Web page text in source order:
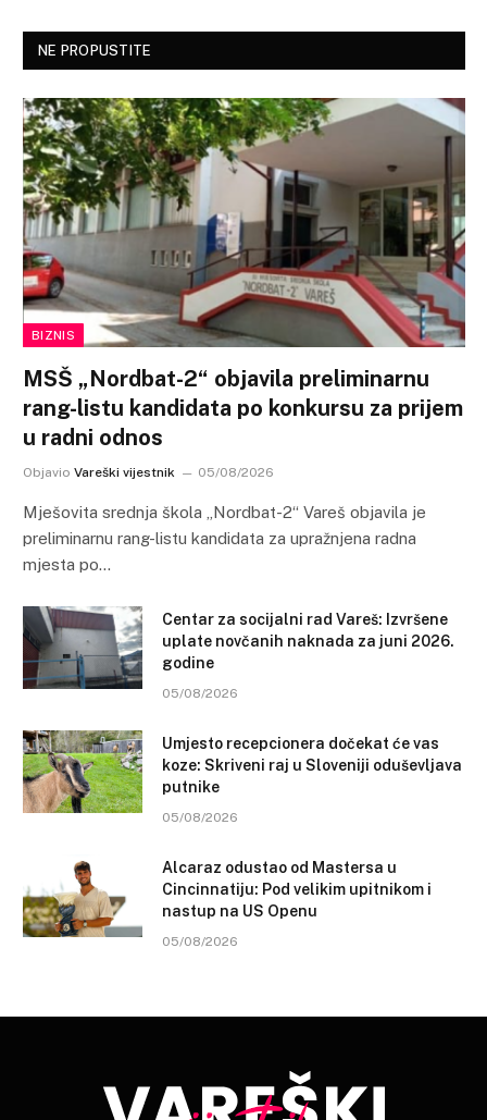
NE PROPUSTITE
BIZNIS
MSŠ „Nordbat-2“ objavila preliminarnu
rang-listu kandidata po konkursu za prijem
u radni odnos
Objavio Vareški vijestnik 05/08/2026
Mješovita srednja škola „Nordbat-2“ Vareš objavila je
preliminarnu rang-listu kandidata za upražnjena radna
mjesta po…
Centar za socijalni rad Vareš: Izvršene
uplate novčanih naknada za juni 2026.
godine
05/08/2026
Umjesto recepcionera dočekat će vas
koze: Skriveni raj u Sloveniji oduševljava
putnike
05/08/2026
Alcaraz odustao od Mastersa u
Cincinnatiju: Pod velikim upitnikom i
nastup na US Openu
05/08/2026